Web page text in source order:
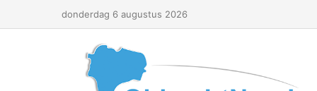
donderdag 6 augustus 2026